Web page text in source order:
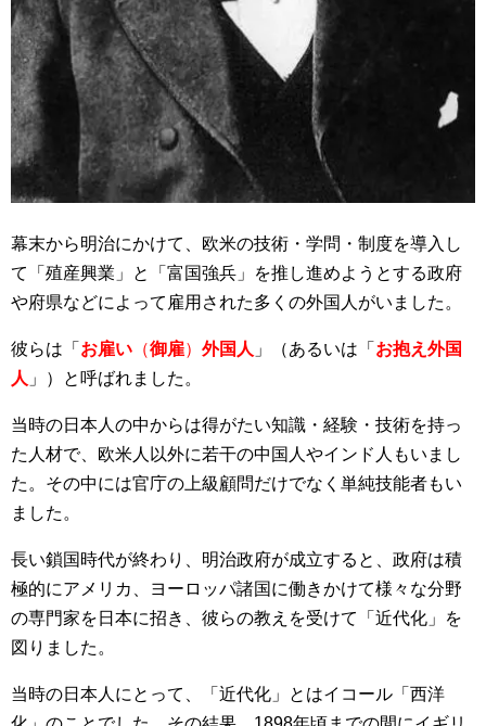
幕末から明治にかけて、欧米の技術・学問・制度を導入し
て「殖産興業」と「富国強兵」を推し進めようとする政府
や府県などによって雇用された多くの外国人がいました。
彼らは「 お雇い （御雇） 外国人 」（あるいは「 お抱え外国
人 」）と呼ばれました。
当時の日本人の中からは得がたい知識・経験・技術を持っ
た人材で、欧米人以外に若干の中国人やインド人もいまし
た。その中には官庁の上級顧問だけでなく単純技能者もい
ました。
長い鎖国時代が終わり、明治政府が成立すると、政府は積
極的にアメリカ、ヨーロッパ諸国に働きかけて様々な分野
の専門家を日本に招き、彼らの教えを受けて「近代化」を
図りました。
当時の日本人にとって、「近代化」とはイコール「西洋